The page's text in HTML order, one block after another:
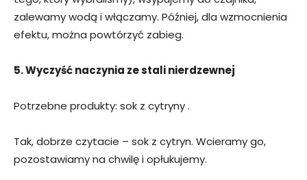
zalewamy wodą i włączamy. Później, dla wzmocnienia
efektu, można powtórzyć zabieg.
5. Wyczyść naczynia ze stali nierdzewnej
Potrzebne produkty: sok z cytryny .
Tak, dobrze czytacie – sok z cytryn. Wcieramy go,
pozostawiamy na chwilę i opłukujemy.